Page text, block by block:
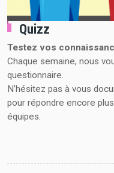
Quizz
Testez vos
Chaque semaine, nous
questionnaire.
N’hésitez pas à vous
pour répondre encore
équipes.